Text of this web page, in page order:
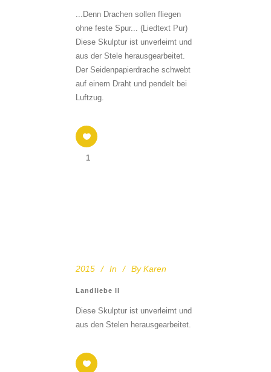
...Denn Drachen sollen fliegen
ohne feste Spur... (Liedtext Pur)
Diese Skulptur ist unverleimt und
aus der Stele herausgearbeitet.
Der Seidenpapierdrache schwebt
auf einem Draht und pendelt bei
Luftzug.
1
2015 In By Karen
Landliebe II
Diese Skulptur ist unverleimt und
aus den Stelen herausgearbeitet.